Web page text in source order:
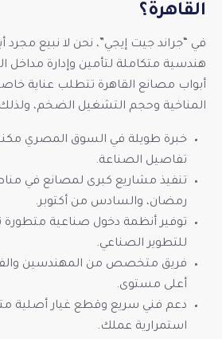
القاهرة؟
في “جراند جيت إيجي”، نحن لا نبيع مجرد
هندسية متكاملة لتأمين وإدارة مداخل
أبواب مصانع القاهرة تتطلب عناية
المناخية وحجم التشغيل الضخم، ولذلك
خبرة طويلة في السوق المصري
تفاصيل الصناعة.
تنفيذ مشاريع كبرى لمصانع في
رمضان، والسادس من أكتوبر.
توفير أنظمة دخول صناعية
للتطوير الصناعي.
فريق متخصص من المهندسين
أعلى مستوى.
دعم فني سريع وقطع غيار أصلية
استمرارية عملك.